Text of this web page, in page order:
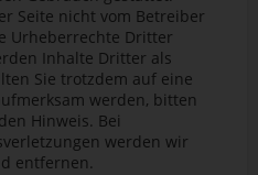
Seite nicht vom Betreiber
Urheberrechte Dritter
Inhalte Dritter als
Sie trotzdem auf eine
werden, bitten
Hinweis. Bei
werden wir
entfernen.